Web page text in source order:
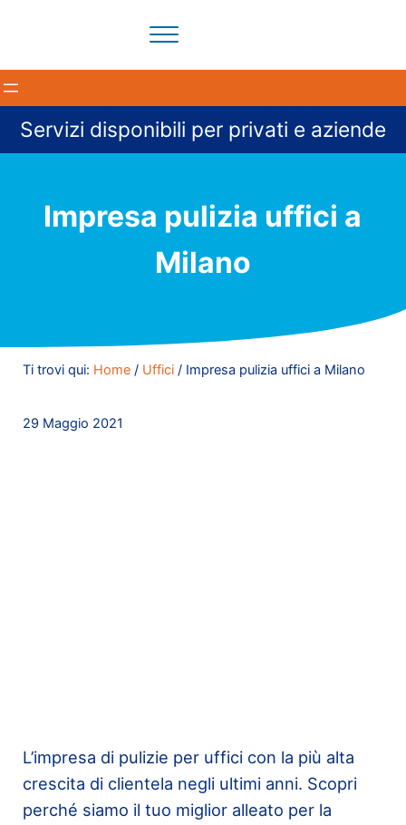
BloomCleaning Impresa di
Menu
Servizi disponibili per privati e aziende
Impresa pulizia uffici a
Milano
Ti trovi qui: Home / Uffici /Impresa pulizia uffici a Milano
29 Maggio 2021
L’impresa di pulizie per uffici con la più alta
crescita di clientela negli ultimi anni. Scopri
perché siamo il tuo miglior alleato per la